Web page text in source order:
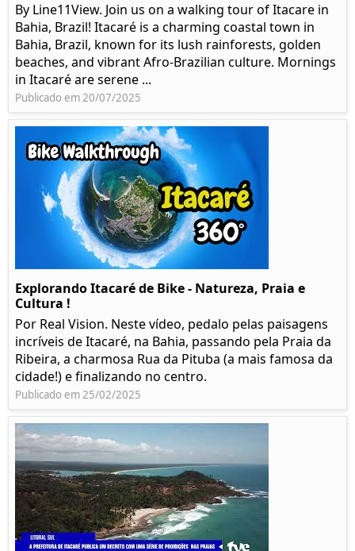
By Line11View. Join us on a walking tour of Itacare in
Bahia, Brazil! Itacaré is a charming coastal town in
Bahia, Brazil, known for its lush rainforests, golden
beaches, and vibrant Afro-Brazilian culture. Mornings
in Itacaré are serene ...
Publicado em 20/07/2025
Explorando Itacaré de Bike - Natureza, Praia e
Cultura !
Por Real Vision. Neste vídeo, pedalo pelas paisagens
incríveis de Itacaré, na Bahia, passando pela Praia da
Ribeira, a charmosa Rua da Pituba (a mais famosa da
cidade!) e finalizando no centro.
Publicado em 25/02/2025